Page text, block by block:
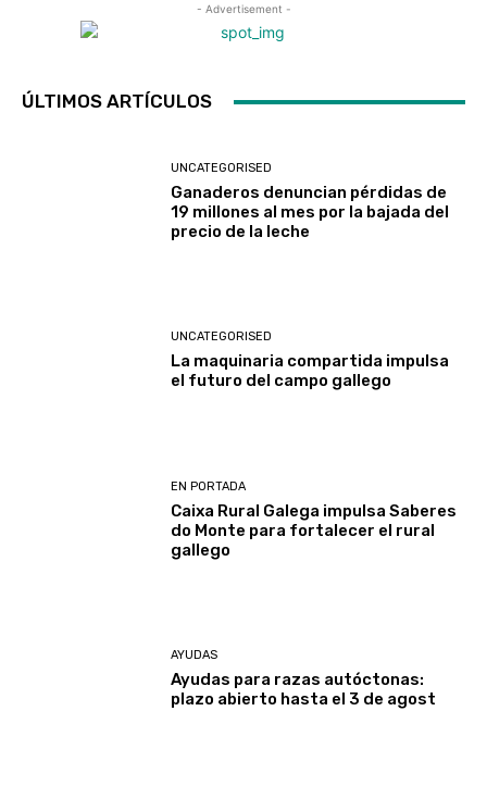
- Advertisement -
ÚLTIMOS ARTÍCULOS
UNCATEGORISED
Ganaderos denuncian pérdidas de
19 millones al mes por la bajada del
precio de la leche
UNCATEGORISED
La maquinaria compartida impulsa
el futuro del campo gallego
EN PORTADA
Caixa Rural Galega impulsa Saberes
do Monte para fortalecer el rural
gallego
AYUDAS
Ayudas para razas autóctonas:
plazo abierto hasta el 3 de agost